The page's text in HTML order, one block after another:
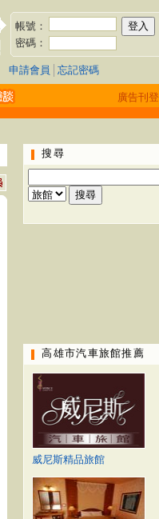
帳號：
密碼：
申請會員 忘記密碼
廣告刊登
搜尋
高雄市汽車旅館推薦
威尼斯精品旅館